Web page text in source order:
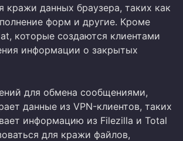
кражи данных браузера, таких как
форм и другие. Кроме
которые создаются клиентами
информации о закрытых
для обмена сообщениями,
данные из VPN-клиентов, таких
информацию из Filezilla и Total
для кражи файлов,